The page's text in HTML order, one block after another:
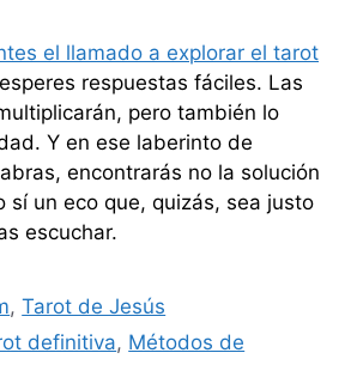
el llamado a explorar el tarot
respuestas fáciles. Las
pero también lo
Y en ese laberinto de
encontrarás no la solución
sí un eco que, quizás, sea justo
escuchar.
,Tarot de Jesús
definitiva, Métodos de